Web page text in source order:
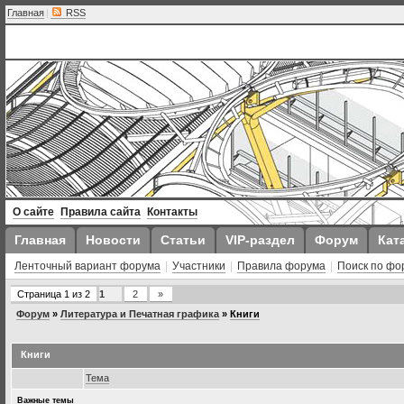
Главная | RSS
О сайте Правила сайта Контакты
Главная Новости Статьи VIP-раздел Форум
Ленточный вариант форума Участники Правила форума Поиск по
Страница 1 из 2 1 2
»
Форум » Литература и Печатная графика » Книги
Книги
Тема
Важные темы